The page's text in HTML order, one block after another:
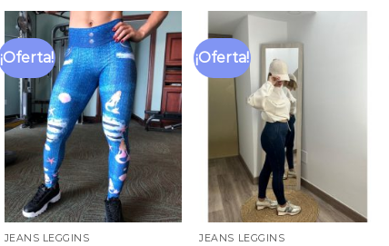
¡Oferta!
Añadir
a la
lista
de
deseos
JEANS LEGGINS
¡Oferta!
JEANS LEGGINS